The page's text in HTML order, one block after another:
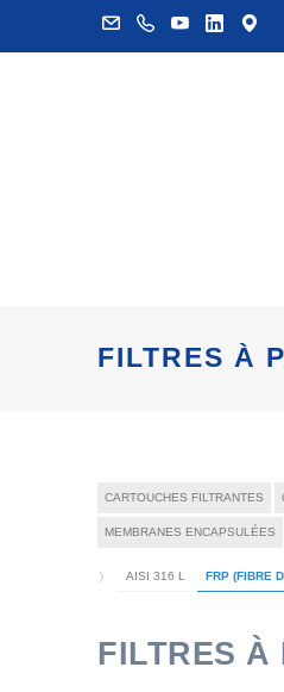
FILTRES À
CARTOUCHES FILTRANTES
MEMBRANES ENCAPSULÉES
AISI 316 L FRP (FIBRE
FILTRES À